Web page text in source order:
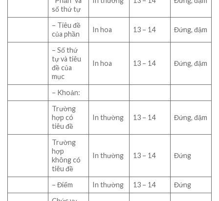
số thứ tự
– Tiêu đề
của phần
In hoa 13 – 14 Đứng, đậm
– Số thứ
tự và tiêu
đề của
mục
In hoa 13 – 14 Đứng, đậm
– Khoản:
Trường
hợp có
tiêu đề
In thường 13 – 14 Đứng, đậm
Trường
hợp
không có
tiêu đề
In thường 13 – 14 Đứng
– Điểm In thường 13 – 14 Đứng